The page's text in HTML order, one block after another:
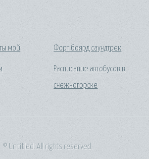
мой Форт боярд саундтрек
Расписание автобусов в
снежногорске
© Untitled. All rights reserved.